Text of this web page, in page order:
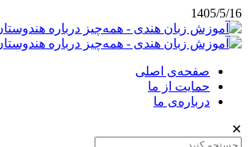
1405/5/16
صفحه‌ی اصلی
حمایت از ما
درباره‌ی ما
✕